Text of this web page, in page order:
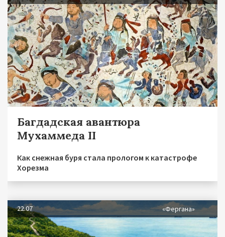
Багдадская авантюра
Мухаммеда II
Как снежная буря стала прологом к катастрофе
Хорезма
22.07 «Фергана»